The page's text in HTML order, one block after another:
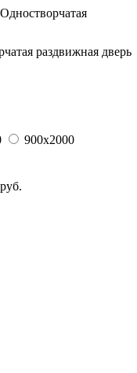
Одностворчатая
раздвижная дверь
900x2000